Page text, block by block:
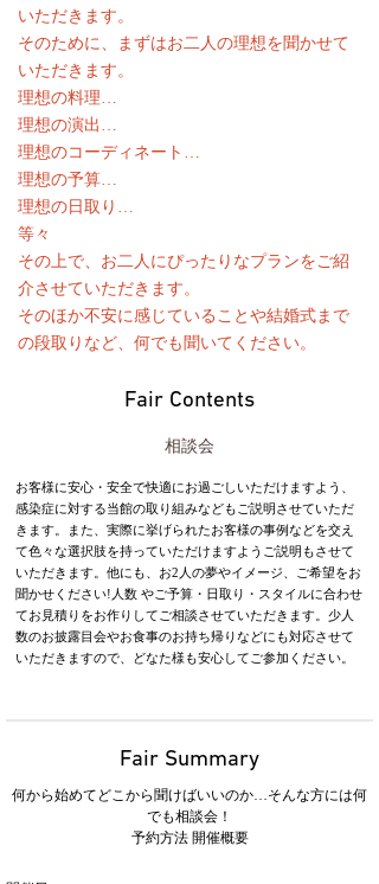
いただきます。
そのために、まずはお二人の理想を聞かせて
いただきます。
理想の料理…
理想の演出…
理想のコーディネート…
理想の予算…
理想の日取り…
等々
その上で、お二人にぴったりなプランをご紹
介させていただきます。
そのほか不安に感じていることや結婚式まで
の段取りなど、何でも聞いてください。
Fair Contents
相談会
お客様に安心・安全で快適にお過ごしいただけますよう、
感染症に対する当館の取り組みなどもご説明させていただ
きます。また、実際に挙げられたお客様の事例などを交え
て色々な選択肢を持っていただけますようご説明もさせて
いただきます。他にも、お2人の夢やイメージ、ご希望をお
聞かせください!人数 やご予算・日取り・スタイルに合わせ
てお見積りをお作りしてご相談させていただきます。少人
数のお披露目会やお食事のお持ち帰りなどにも対応させて
いただきますので、どなた様も安心してご参加ください。
Fair Summary
何から始めてどこから聞けばいいのか…そんな方には何
でも相談会！
予約方法 開催概要